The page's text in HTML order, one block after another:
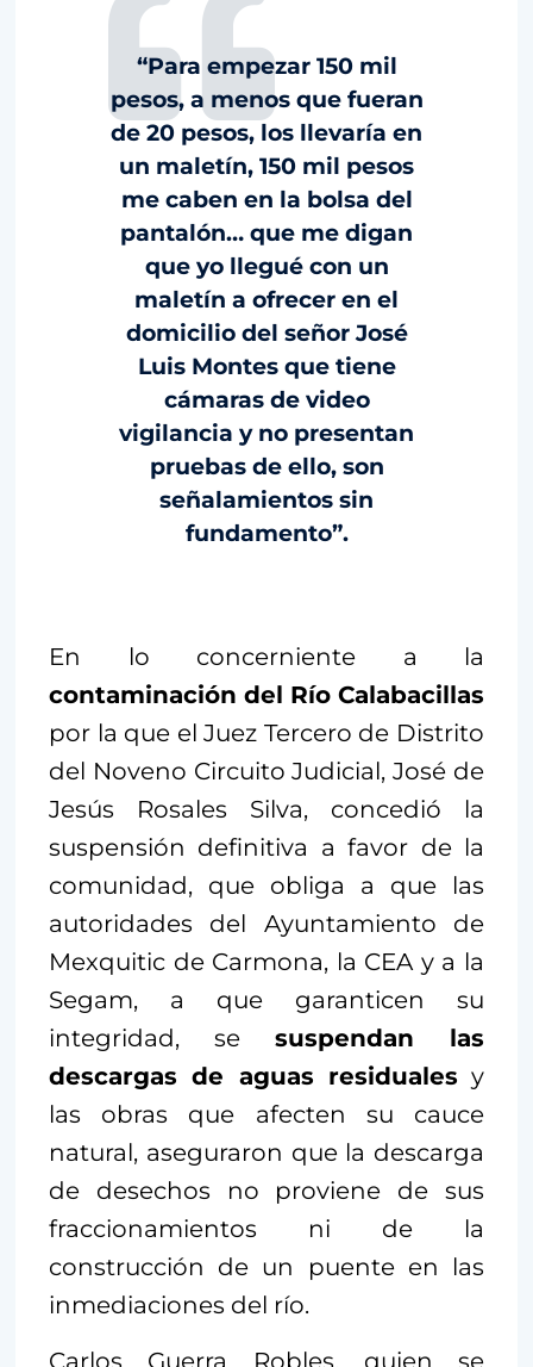
“Para empezar 150 mil
pesos, a menos que fueran
de 20 pesos, los llevaría en
un maletín, 150 mil pesos
me caben en la bolsa del
pantalón… que me digan
que yo llegué con un
maletín a ofrecer en el
domicilio del señor José
Luis Montes que tiene
cámaras de video
vigilancia y no presentan
pruebas de ello, son
señalamientos sin
fundamento”.
En lo concerniente a la
contaminación del Río Calabacillas
por la que el Juez Tercero de Distrito
del Noveno Circuito Judicial, José de
Jesús Rosales Silva, concedió la
suspensión definitiva a favor de la
comunidad, que obliga a que las
autoridades del Ayuntamiento de
Mexquitic de Carmona, la CEA y a la
Segam, a que garanticen su
integridad, se suspendan las
descargas de aguas residuales y
las obras que afecten su cauce
natural, aseguraron que la descarga
de desechos no proviene de sus
fraccionamientos ni de la
construcción de un puente en las
inmediaciones del río.
Carlos Guerra Robles, quien se